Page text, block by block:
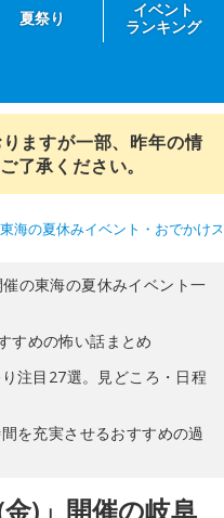
夏祭り
イベント
ランキング
ますが一部、昨年の情
了承ください。
東海の夏休みイベント・おでかけ
の東海の夏休みイベント一
すめの怖い話まとめ
注目27選。見どころ・日程
を充実させるおすすめの過
)」開催の岐阜